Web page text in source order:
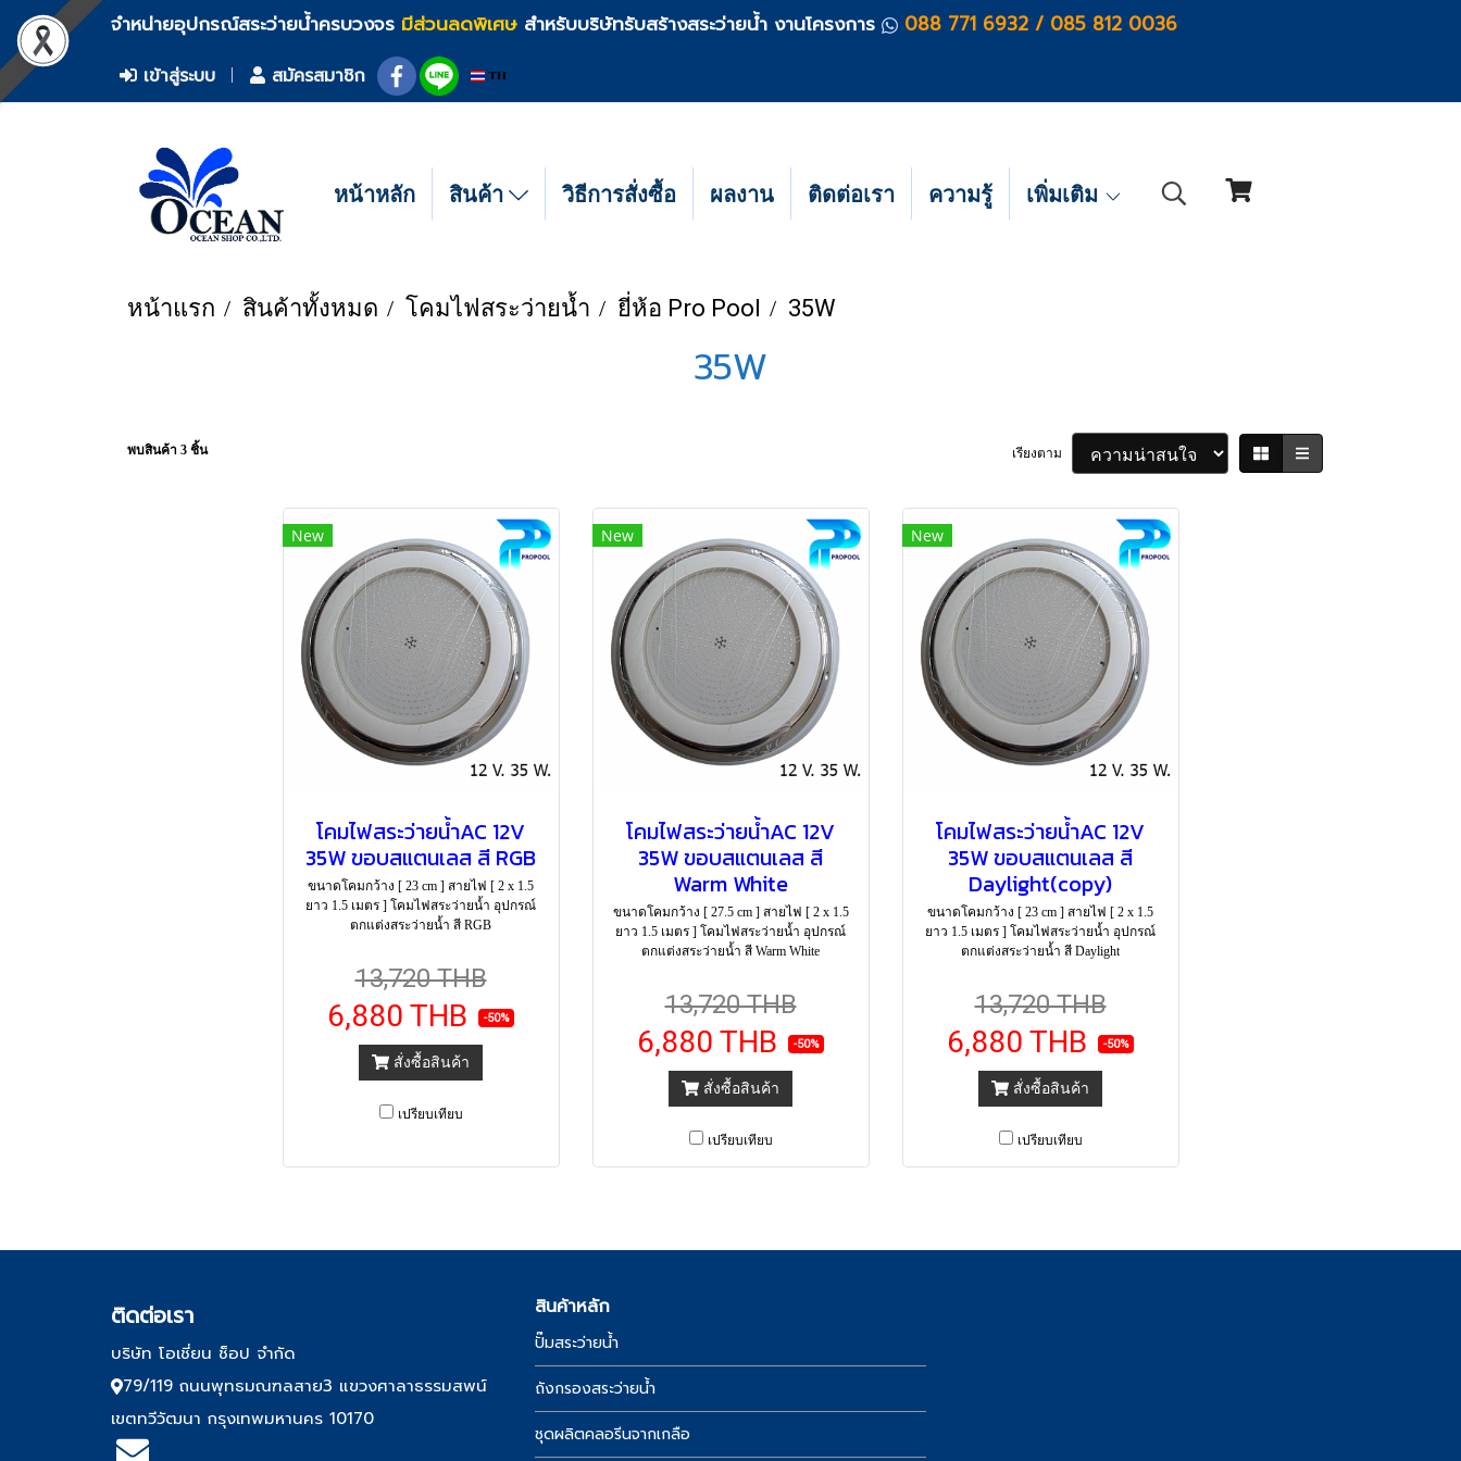
จำหน่ายอุปกรณ์สระว่ายน้ำครบวงจร มีส่วนลดพิเศษ สำหรับบริษัทรับสร้างสระว่ายน้ำ งานโครงการ 088 771 6932 / 085 812 0036
เข้าสู่ระบบ สมัครสมาชิก TH
หน้าหลัก สินค้า วิธีการสั่งซื้อ ผลงาน ติดต่อเรา ความรู้ เพิ่มเติม
หน้าแรก สินค้าทั้งหมด โคมไฟสระว่ายน้ำ ยี่ห้อ Pro Pool 35W
35W
พบสินค้า 3 ชิ้น เรียงตาม
New
โคมไฟสระว่ายน้ำAC 12V
35W ขอบสแตนเลส สี RGB
ขนาดโคมกว้าง [ 23 cm ] สายไฟ [ 2 x 1.5
ยาว 1.5 เมตร ] โคมไฟสระว่ายน้ำ อุปกรณ์
ตกแต่งสระว่ายน้ำ สี RGB
13,720 THB
6,880 THB -50%
สั่งซื้อสินค้า
เปรียบเทียบ
New
โคมไฟสระว่ายน้ำAC 12V
35W ขอบสแตนเลส สี
Warm White
ขนาดโคมกว้าง [ 27.5 cm ] สายไฟ [ 2 x 1.5
ยาว 1.5 เมตร ] โคมไฟสระว่ายน้ำ อุปกรณ์
ตกแต่งสระว่ายน้ำ สี Warm White
13,720 THB
6,880 THB -50%
สั่งซื้อสินค้า
เปรียบเทียบ
New
โคมไฟสระว่ายน้ำAC 12V
35W ขอบสแตนเลส สี
Daylight(copy)
ขนาดโคมกว้าง [ 23 cm ] สายไฟ [ 2 x 1.5
ยาว 1.5 เมตร ] โคมไฟสระว่ายน้ำ อุปกรณ์
ตกแต่งสระว่ายน้ำ สี Daylight
13,720 THB
6,880 THB -50%
สั่งซื้อสินค้า
เปรียบเทียบ
ติดต่อเรา
บริษัท โอเชี่ยน ช็อป จำกัด
79/119 ถนนพุทธมณฑลสาย3 แขวงศาลาธรรมสพน์
เขตทวีวัฒนา กรุงเทพมหานคร 10170
สินค้าหลัก
ปั๊มสระว่ายน้ำ
ถังกรองสระว่ายน้ำ
ชุดผลิตคลอรีนจากเกลือ